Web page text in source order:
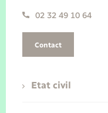
02 32 49 10 64
Contact
Etat civil